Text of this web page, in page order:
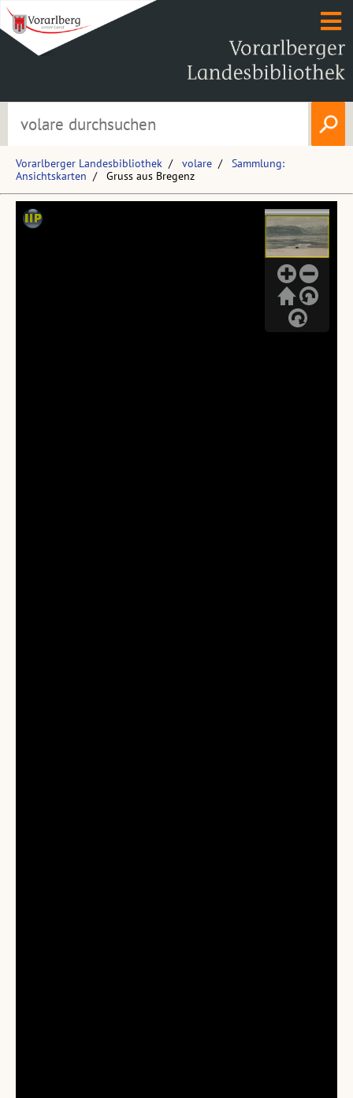
Vorarlberger Landesbibliothek volare
Sammlung:
Ansichtskarten
Gruss aus Bregenz